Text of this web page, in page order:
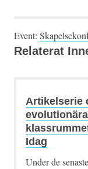
Event:
Relaterat
Artikelserie
Idag
Under de